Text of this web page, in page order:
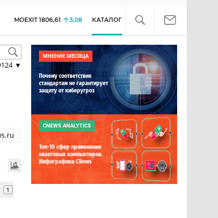
MOEXIT 1806,61 3,08 КАТАЛОГ
▼
1
МНЕНИЕ МЕСЯЦА
Почему соответствие
стандартам не гарантирует
защиту от киберугроз
CNEWS ANALYTICS
Топ-10 сфер применения
квантовых компьютеров.
Инфографика CNews